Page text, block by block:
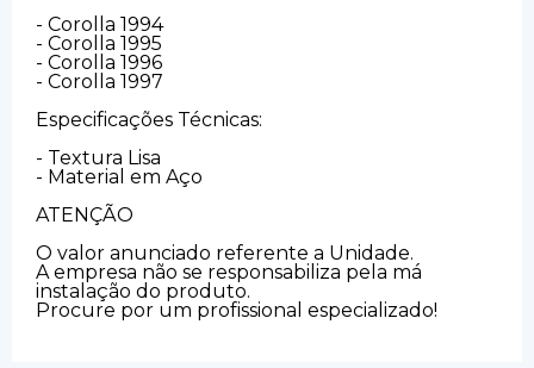
- Corolla 1994
- Corolla 1995
- Corolla 1996
- Corolla 1997
Especificações Técnicas:
- Textura Lisa
- Material em Aço
ATENÇÃO
O valor anunciado referente a Unidade.
A empresa não se responsabiliza pela má
instalação do produto.
Procure por um profissional especializado!